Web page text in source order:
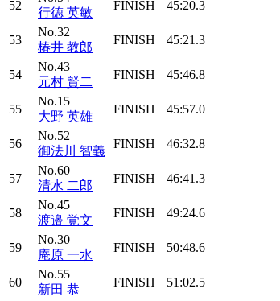
52
行徳 英敏
FINISH 45:20.3
53
No.32
椿井 教郎
FINISH 45:21.3
54
No.43
元村 賢二
FINISH 45:46.8
55
No.15
大野 英雄
FINISH 45:57.0
56
No.52
御法川 智義
FINISH 46:32.8
57
No.60
清水 二郎
FINISH 46:41.3
58
No.45
渡邉 覚文
FINISH 49:24.6
59
No.30
庵原 一水
FINISH 50:48.6
60
No.55
新田 恭
FINISH 51:02.5